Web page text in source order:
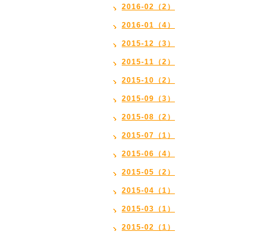
2016-02（2）
2016-01（4）
2015-12（3）
2015-11（2）
2015-10（2）
2015-09（3）
2015-08（2）
2015-07（1）
2015-06（4）
2015-05（2）
2015-04（1）
2015-03（1）
2015-02（1）